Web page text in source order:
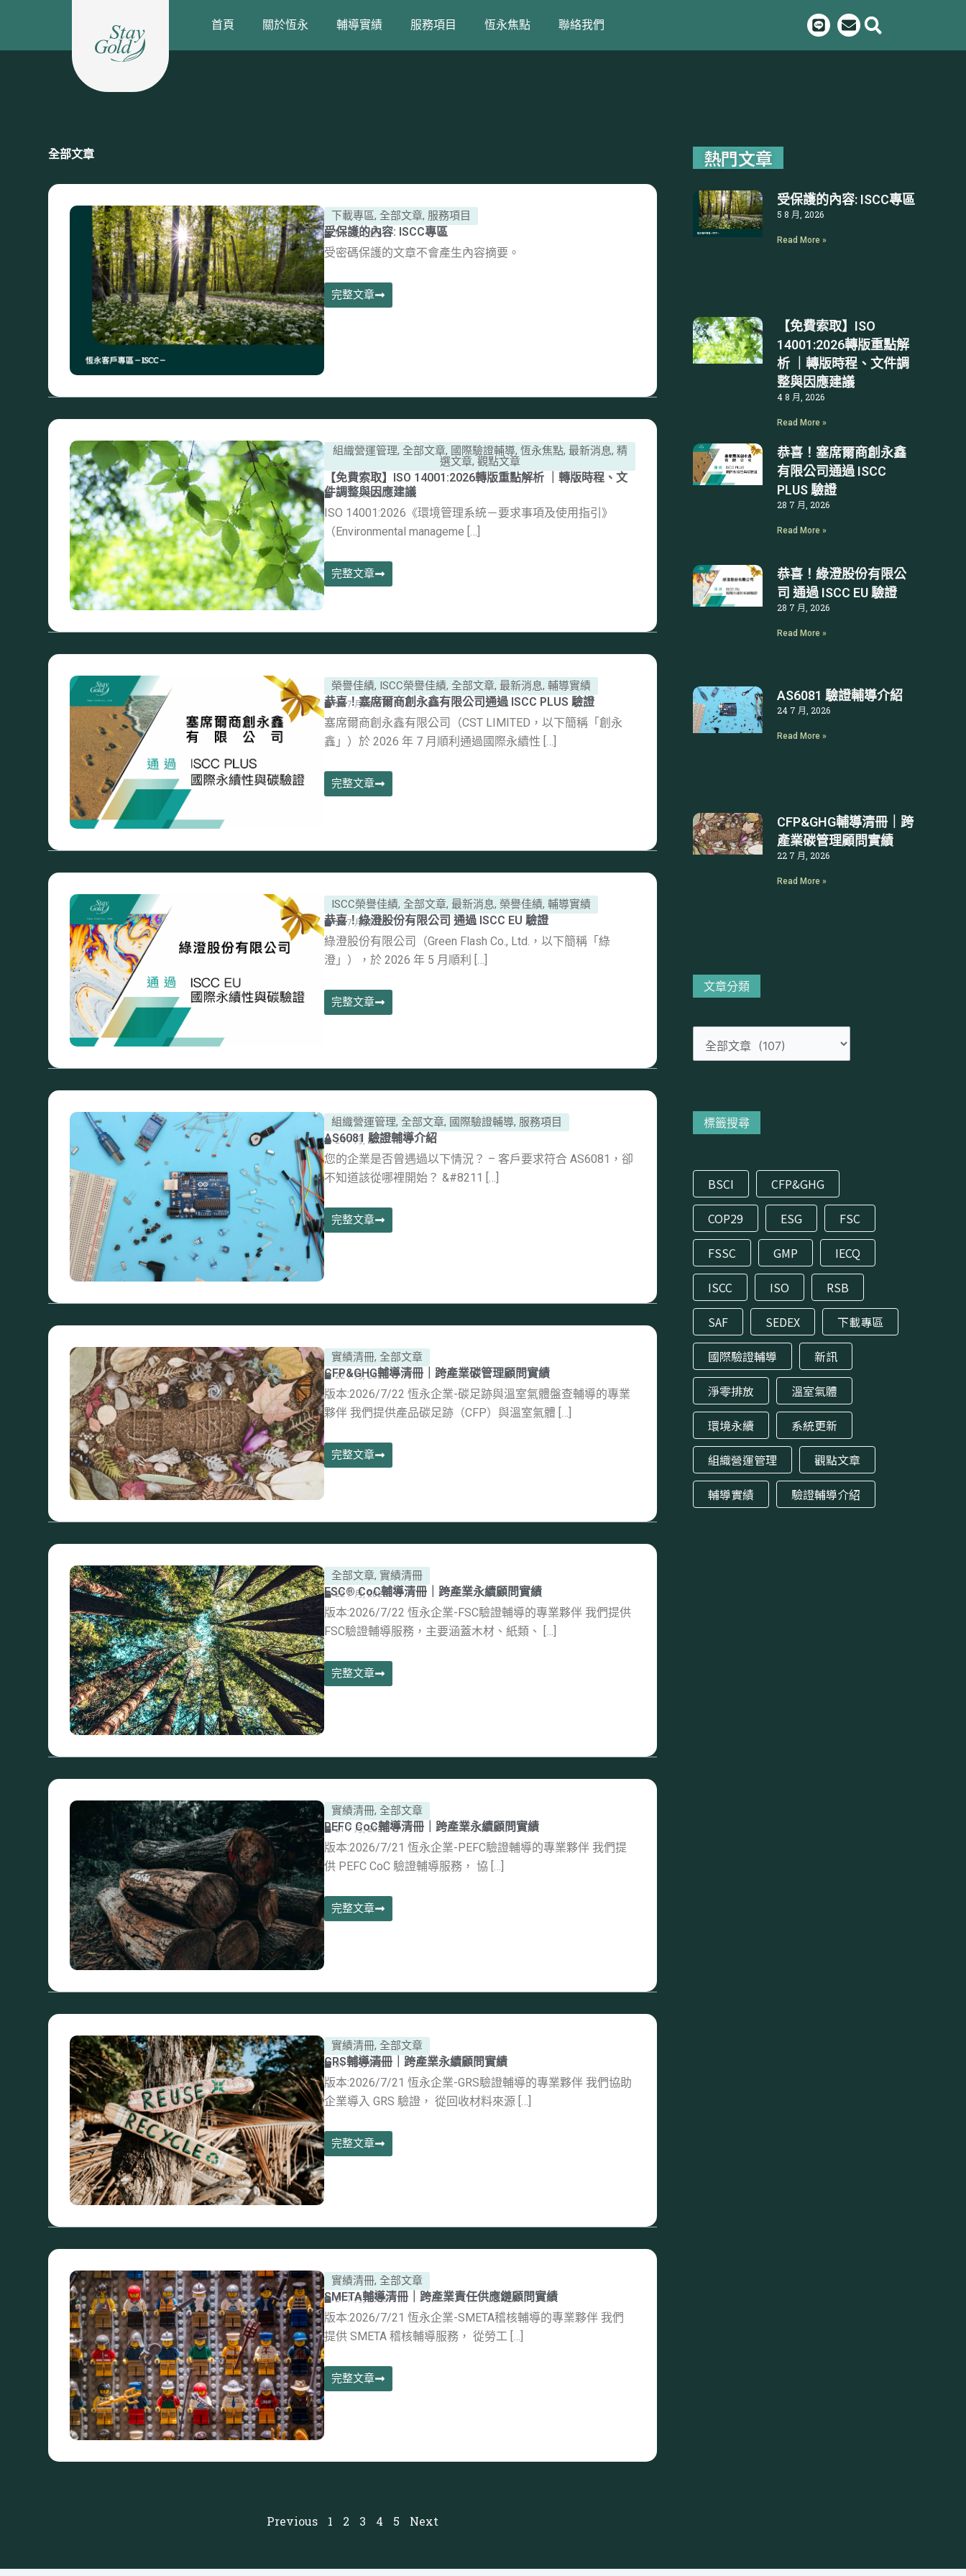
首頁 關於恆永 輔導實績 服務項目 恆永焦點 聯絡我們
L
i
n
E
n
v
全部文章
下載專區,全部文章, 服務項目
受保護的內容: ISCC專區
5 8 月, 2026
受密碼保護的文章不會產生內容摘要。
完整文章
組織營運管理, 全部文章, 國際驗證輔導, 恆永焦點, 最新消息, 精
選文章, 觀點文章
【免費索取】ISO 14001:2026轉版重點解析 ｜轉版時程、文
件調整與因應建議
4 8 月, 2026
ISO 14001:2026《環境管理系統－要求事項及使用指引》
（Environmental manageme […]
完整文章
榮譽佳績, ISCC榮譽佳績,全部文章, 最新消息,輔導實績
恭喜！塞席爾商創永鑫有限公司通過 ISCC PLUS 驗證
28 7 月, 2026
塞席爾商創永鑫有限公司（CST LIMITED，以下簡稱「創永
鑫」）於 2026 年 7 月順利通過國際永續性 […]
完整文章
ISCC榮譽佳績,全部文章, 最新消息, 榮譽佳績,輔導實績
恭喜！綠澄股份有限公司 通過 ISCC EU 驗證
28 7 月, 2026
綠澄股份有限公司（Green Flash Co., Ltd.，以下簡稱「綠
澄」），於 2026 年 5 月順利 […]
完整文章
組織營運管理,全部文章, 國際驗證輔導, 服務項目
AS6081 驗證輔導介紹
24 7 月, 2026
您的企業是否曾遇過以下情況？ – 客戶要求符合 AS6081，卻
不知道該從哪裡開始？ &#8211 […]
完整文章
實績清冊,全部文章
CFP&GHG輔導清冊｜跨產業碳管理顧問實績
22 7 月, 2026
版本:2026/7/22 恆永企業-碳足跡與溫室氣體盤查輔導的專業
夥伴 我們提供產品碳足跡（CFP）與溫室氣體 […]
完整文章
全部文章, 實績清冊
FSC® CoC輔導清冊｜跨產業永續顧問實績
22 7 月, 2026
版本:2026/7/22 恆永企業-FSC驗證輔導的專業夥伴 我們提供
FSC驗證輔導服務，主要涵蓋木材、紙類、 […]
完整文章
實績清冊,全部文章
PEFC CoC輔導清冊｜跨產業永續顧問實績
21 7 月, 2026
版本:2026/7/21 恆永企業-PEFC驗證輔導的專業夥伴 我們提
供 PEFC CoC 驗證輔導服務， 協 […]
完整文章
實績清冊,全部文章
GRS輔導清冊｜跨產業永續顧問實績
21 7 月, 2026
版本:2026/7/21 恆永企業-GRS驗證輔導的專業夥伴 我們協助
企業導入 GRS 驗證， 從回收材料來源 […]
完整文章
實績清冊,全部文章
SMETA輔導清冊｜跨產業責任供應鏈顧問實績
21 7 月, 2026
版本:2026/7/21 恆永企業-SMETA稽核輔導的專業夥伴 我們
提供 SMETA 稽核輔導服務， 從勞工 […]
完整文章
Previous 1 2 3 4 5 Next
熱門文章
受保護的內容: ISCC專區
5 8 月, 2026
Read More »
【免費索取】ISO
14001:2026轉版重點解
析 ｜轉版時程、文件調
整與因應建議
4 8 月, 2026
Read More »
恭喜！塞席爾商創永鑫
有限公司通過 ISCC
PLUS 驗證
28 7 月, 2026
Read More »
恭喜！綠澄股份有限公
司 通過 ISCC EU 驗證
28 7 月, 2026
Read More »
AS6081 驗證輔導介紹
24 7 月, 2026
Read More »
CFP&GHG輔導清冊｜跨
產業碳管理顧問實績
22 7 月, 2026
Read More »
文章分類
標籤搜尋
BSCI
CFP&GHG
COP29
ESG
FSC
FSSC
GMP
IECQ
ISCC
ISO
RSB
SAF
SEDEX
下載專區
國際驗證輔導
新訊
淨零排放
溫室氣體
環境永續
系統更新
組織營運管理
觀點文章
輔導實績
驗證輔導介紹